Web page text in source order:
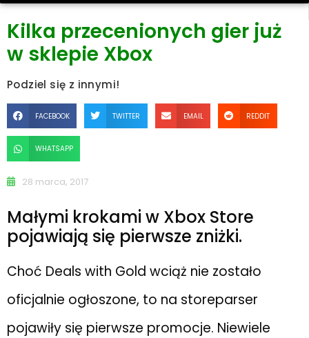
Kilka przecenionych gier już
w sklepie Xbox
Podziel się z innymi!
FACEBOOK TWITTER EMAIL REDDIT
WHATSAPP
28 marca, 2017
Małymi krokami w Xbox Store
pojawiają się pierwsze zniżki.
Choć Deals with Gold wciąż nie zostało
oficjalnie ogłoszone, to na storeparser
pojawiły się pierwsze promocje. Niewiele